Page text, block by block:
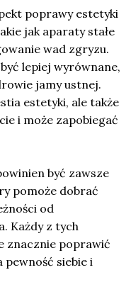
poprawy estetyki
jak aparaty stałe
wad zgryzu.
lepiej wyrównane,
jamy ustnej.
estetyki, ale także
i może zapobiegać
być zawsze
pomoże dobrać
od
Każdy z tych
znacznie poprawić
pewność siebie i